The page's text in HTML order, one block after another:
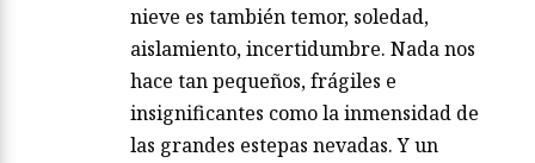
nieve es también temor, soledad,
aislamiento, incertidumbre. Nada nos
hace tan pequeños, frágiles e
insignificantes como la inmensidad de
las grandes estepas nevadas. Y un